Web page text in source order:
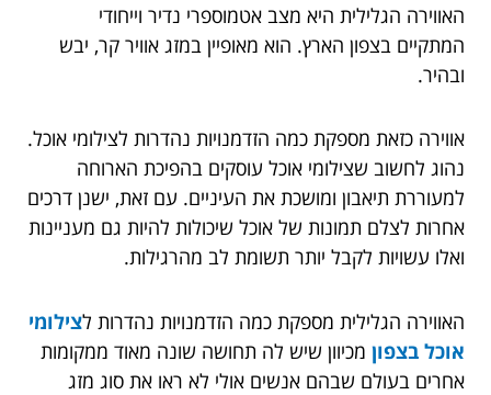
האווירה הגלילית היא מצב אטמוספרי נדיר וייחודי
המתקיים בצפון הארץ. הוא מאופיין במזג אוויר קר, יבש
ובהיר.
אווירה כזאת מספקת כמה הזדמנויות נהדרות לצילומי אוכל.
נהוג לחשוב שצילומי אוכל עוסקים בהפיכת הארוחה
למעוררת תיאבון ומושכת את העיניים. עם זאת, ישנן דרכים
אחרות לצלם תמונות של אוכל שיכולות להיות גם מעניינות
ואלו עשויות לקבל יותר תשומת לב מהרגילות.
האווירה הגלילית מספקת כמה הזדמנויות נהדרות לצילומי
אוכל בצפון מכיוון שיש לה תחושה שונה מאוד ממקומות
אחרים בעולם שבהם אנשים אולי לא ראו את סוג מזג